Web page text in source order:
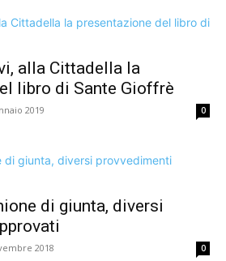
alla Cittadella la
libro di Sante Gioffrè
2019 0
di giunta, diversi
2018 0